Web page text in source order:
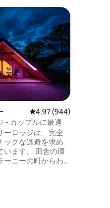
平均評価
スです。
レビュー944件、5つ星
4.97 (944)
- カップルに最適
ーロッジは、完全
ックな逃避を求め
います。 田舎の環
ーニーの町からわ
（ヨーロッパ
家具を備えた